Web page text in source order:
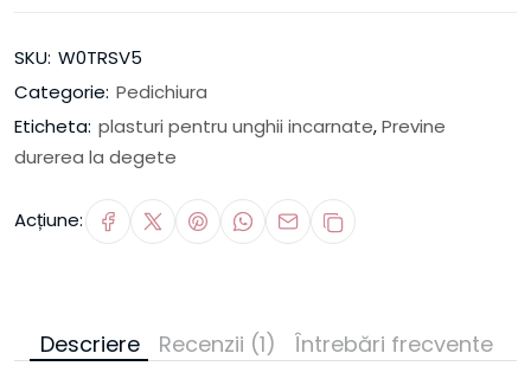
SKU: W0TRSV5
Categorie: Pedichiura
Eticheta: plasturi pentru unghii incarnate,Previne
durerea la degete
Acțiune:
Descriere Recenzii (1) Întrebări frecvente